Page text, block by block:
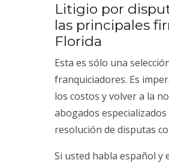
Litigio por
las principales
Florida
Esta es sólo una
franquiciadores. Es
los costos y volver a la
abogados
resolución de disputas
Si usted habla español